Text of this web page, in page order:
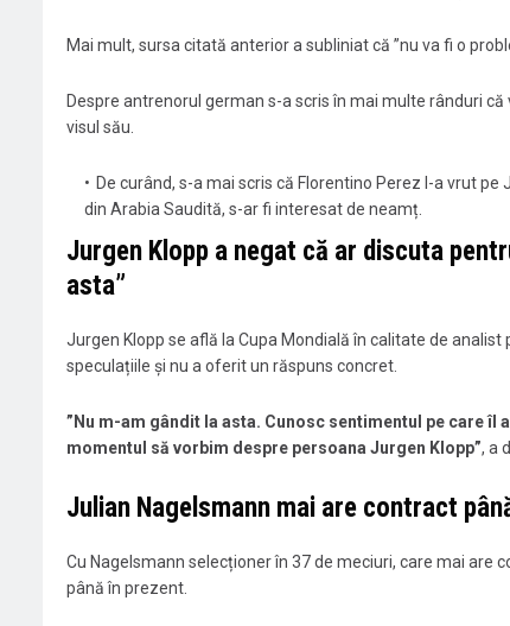
Mai mult, sursa citată anterior a subliniat că ”nu va fi o
Despre antrenorul german s-a scris în mai multe rânduri
visul său.
De curând, s-a mai scris că Florentino Perez l-a vrut
din Arabia Saudită, s-ar fi interesat de neamț.
Jurgen Klopp a negat că ar discuta
asta”
Jurgen Klopp se află la Cupa Mondială în calitate de
speculațiile și nu a oferit un răspuns concret.
”Nu m-am gândit la asta. Cunosc sentimentul pe care îl
momentul să vorbim despre persoana Jurgen Klopp”, a
Julian Nagelsmann mai are contract
Cu Nagelsmann selecționer în 37 de meciuri, care mai are
până în prezent.